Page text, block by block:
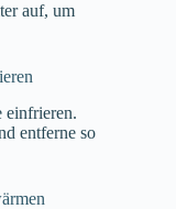
auf, um
einfrieren.
entferne so